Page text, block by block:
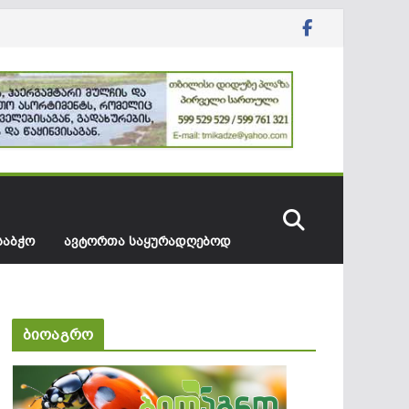
ᲐᲕᲢᲝᲠᲗᲐ ᲡᲐᲧᲣᲠᲐᲓᲦᲔᲑᲝᲓ
ბიოაგრო